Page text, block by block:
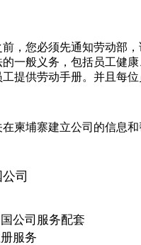
，您必须先通知劳动部
一般义务，包括员工健
提供劳动手册。并且每
柬埔寨建立公司的信息
司
公司服务配套
服务